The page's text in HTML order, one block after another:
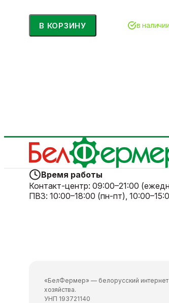
В КОРЗИНУ в наличии
Время работы
Контакт-центр: 09:00–21:00
ПВЗ: 10:00–18:00 (пн-пт),
«БелФермер» — белорусский
хозяйства.
УНП 193721140